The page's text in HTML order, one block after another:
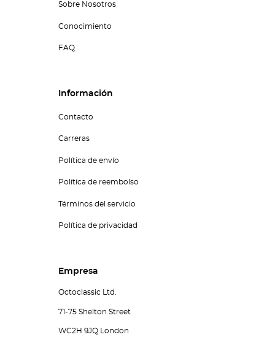
Sobre Nosotros
Conocimiento
FAQ
Información
Contacto
Carreras
Política de envío
Política de reembolso
Términos del servicio
Política de privacidad
Empresa
Octoclassic Ltd.
71-75 Shelton Street
WC2H 9JQ London